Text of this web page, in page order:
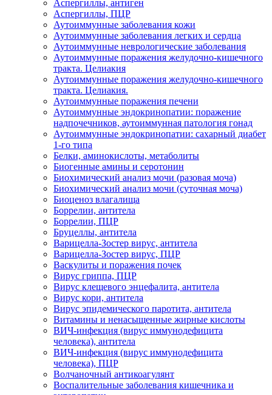
Аспергиллы, антиген
Аспергиллы, ПЦР
Аутоиммунные заболевания кожи
Аутоиммунные заболевания легких и сердца
Аутоиммунные неврологические заболевания
Аутоиммунные поражения желудочно-кишечного
тракта. Целиакия
Аутоиммунные поражения желудочно-кишечного
тракта. Целиакия.
Аутоиммунные поражения печени
Аутоиммунные эндокринопатии: поражение
надпочечников, аутоиммунная патология гонад
Аутоиммунные эндокринопатии: сахарный диабет
1-го типа
Белки, аминокислоты, метаболиты
Биогенные амины и серотонин
Биохимический анализ мочи (разовая моча)
Биохимический анализ мочи (суточная моча)
Биоценоз влагалища
Боррелии, антитела
Боррелии, ПЦР
Бруцеллы, антитела
Варицелла-Зостер вирус, антитела
Варицелла-Зостер вирус, ПЦР
Васкулиты и поражения почек
Вирус гриппа, ПЦР
Вирус клещевого энцефалита, антитела
Вирус кори, антитела
Вирус эпидемического паротита, антитела
Витамины и ненасыщенные жирные кислоты
ВИЧ-инфекция (вирус иммунодефицита
человека), антитела
ВИЧ-инфекция (вирус иммунодефицита
человека), ПЦР
Волчаночный антикоагулянт
Воспалительные заболевания кишечника и